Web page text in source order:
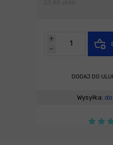
-
+
DODAJ DO
Wysyłka: